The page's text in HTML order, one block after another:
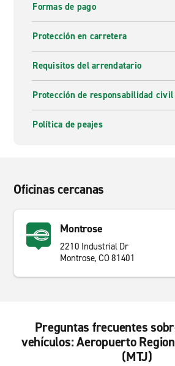
Formas de pago
Protección en carretera
Requisitos del arrendatario
Protección de responsabilidad
Política de peajes
Oficinas cercanas
Montrose
2210 Industrial Dr
Montrose, CO 81401
Preguntas frecuentes
vehículos: Aeropuerto
(MTJ)